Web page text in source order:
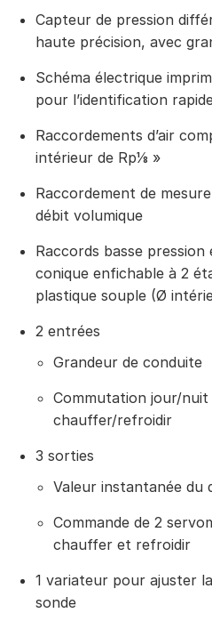
Capteur de pression
haute précision, avec
Schéma électrique
pour l’identification
Raccordements d’air
intérieur de Rp⅛ »
Raccordement de
débit volumique
Raccords basse
conique enfichable à 2
plastique souple (Ø
2 entrées
Grandeur de conduite
Commutation jour/nuit
chauffer/refroidir
3 sorties
Valeur instantanée du
Commande de 2
chauffer et refroidir
1 variateur pour ajuster
sonde